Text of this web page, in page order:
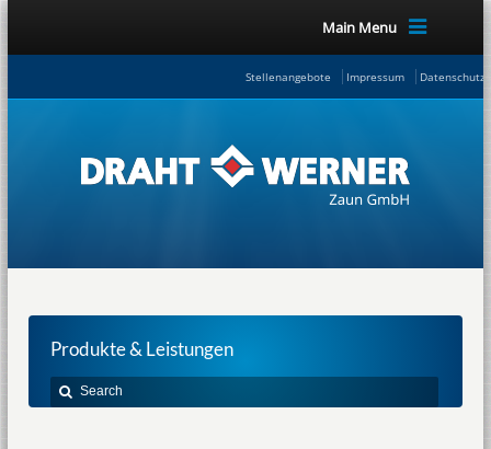
Main Menu
Stellenangebote Impressum
Produkte & Leistungen